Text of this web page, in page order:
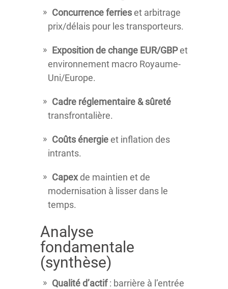
Concurrence ferrieset arbitrage
prix/délais pour les transporteurs.
Exposition de change EUR/GBPet
environnement macro Royaume-
Uni/Europe.
Cadre réglementaire & sûreté
transfrontalière.
Coûts énergieet inflation des
intrants.
Capexde maintien et de
modernisation à lisser dans le
temps.
Analyse
fondamentale
(synthèse)
Qualité d’actif: barrière à l’entrée